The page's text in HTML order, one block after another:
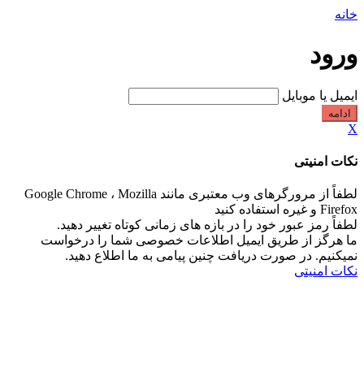
خانه
ورود
ایمیل یا موبایل
ادامه
X
نکات امنیتی
لطفاً از مرورگرهای وب معتبری مانند Google Chrome ، Mozilla
Firefox و غیره استفاده کنید
لطفاً رمز عبور خود را در بازه های زمانی کوتاه تغییر دهید.
ما هرگز از طریق ایمیل اطلاعات خصوصی شما را درخواست
نمیکنیم. در صورت دریافت چنین پیامی به ما اطلاع دهید.
نکات امنیتی